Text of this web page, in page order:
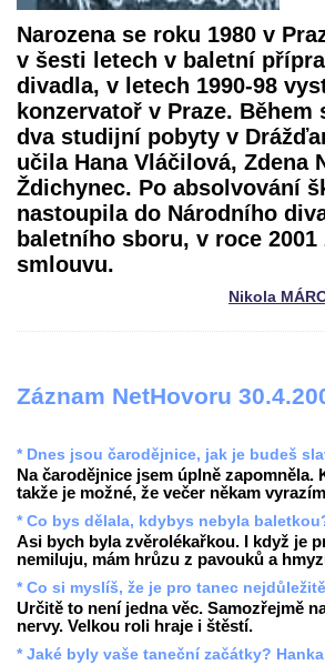
Narozena se roku 1980 v
v šesti letech v baletní
divadla, v letech 1990-98
konzervatoř v Praze.
dva studijní pobyty v
učila Hana Vláčilová, Zdena
Ždichynec. Po absolvování
nastoupila do Národního
baletního sboru, v roce
smlouvu.
Nikola
Záznam NetHovoru
* Dnes jsou čarodějnice, jak je budeš
Na čarodějnice jsem úplně zapomněla.
takže je možné, že večer někam
* Co bys dělala, kdybys nebyla
Asi bych byla zvěrolékařkou. I když je
nemiluju, mám hrůzu z pavouků a
* Co si myslíš, že je pro tanec
Určitě to není jedna věc. Samozřejmě
nervy. Velkou roli hraje i štěstí.
* Jaké byly vaše taneční začátky?